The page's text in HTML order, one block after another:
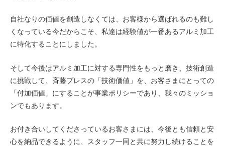
自社なりの価値を創造しなくては、お客様から選ばれるのも難し
くなっている今だからこそ、私達は経験値が一番あるアルミ加工
に特化することにしました。
そして今後はアルミ加工に対する専門性をもっと磨き、技術創造
に挑戦して、斉藤プレスの「技術価値」を、お客さまにとっての
「付加価値」にすることが事業ポリシーであり、我々のミッショ
ンでもあります。
お付き合いしてくださっているお客さまには、今後とも信頼と安
心を納品できるように、スタッフ一同と共に努力し続けることを